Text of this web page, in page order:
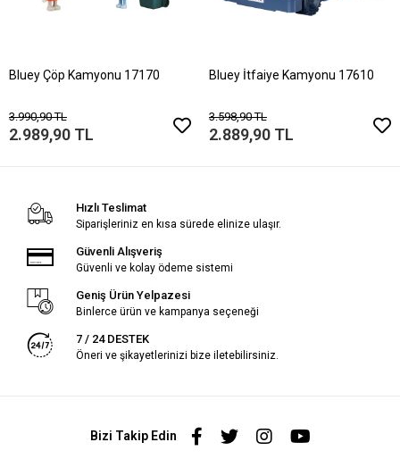
Bluey Çöp Kamyonu 17170
3.990,90 TL
2.989,90 TL
Bluey İtfaiye Kamyonu 17610
3.598,90 TL
2.889,90 TL
Hızlı Teslimat
Siparişleriniz en kısa sürede elinize ulaşır.
Güvenli Alışveriş
Güvenli ve kolay ödeme sistemi
Geniş Ürün Yelpazesi
Binlerce ürün ve kampanya seçeneği
7 / 24 DESTEK
Öneri ve şikayetlerinizi bize iletebilirsiniz.
Bizi Takip Edin